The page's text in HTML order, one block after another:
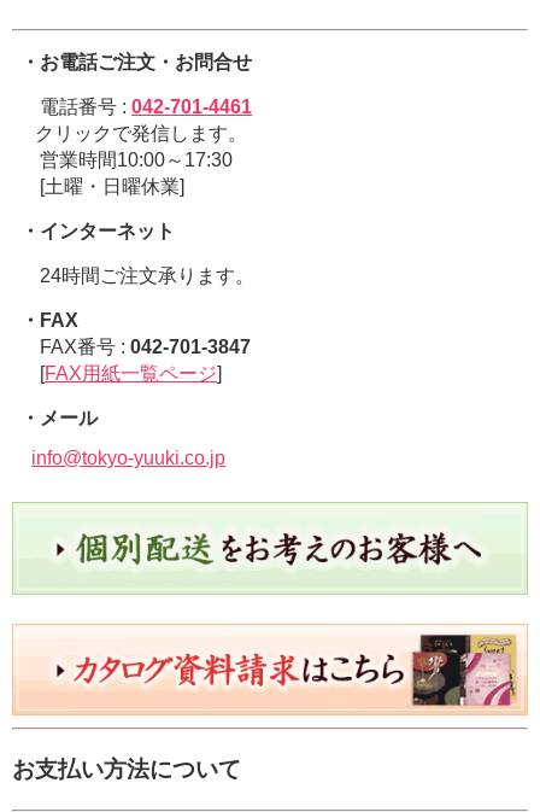
・お電話ご注文・お問合せ
電話番号 : 042-701-4461
クリックで発信します。
営業時間10:00～17:30
[土曜・日曜休業]
・インターネット
24時間ご注文承ります。
・FAX
FAX番号 : 042-701-3847
[FAX用紙一覧ページ]
・メール
info@tokyo-yuuki.co.jp
お支払い方法について